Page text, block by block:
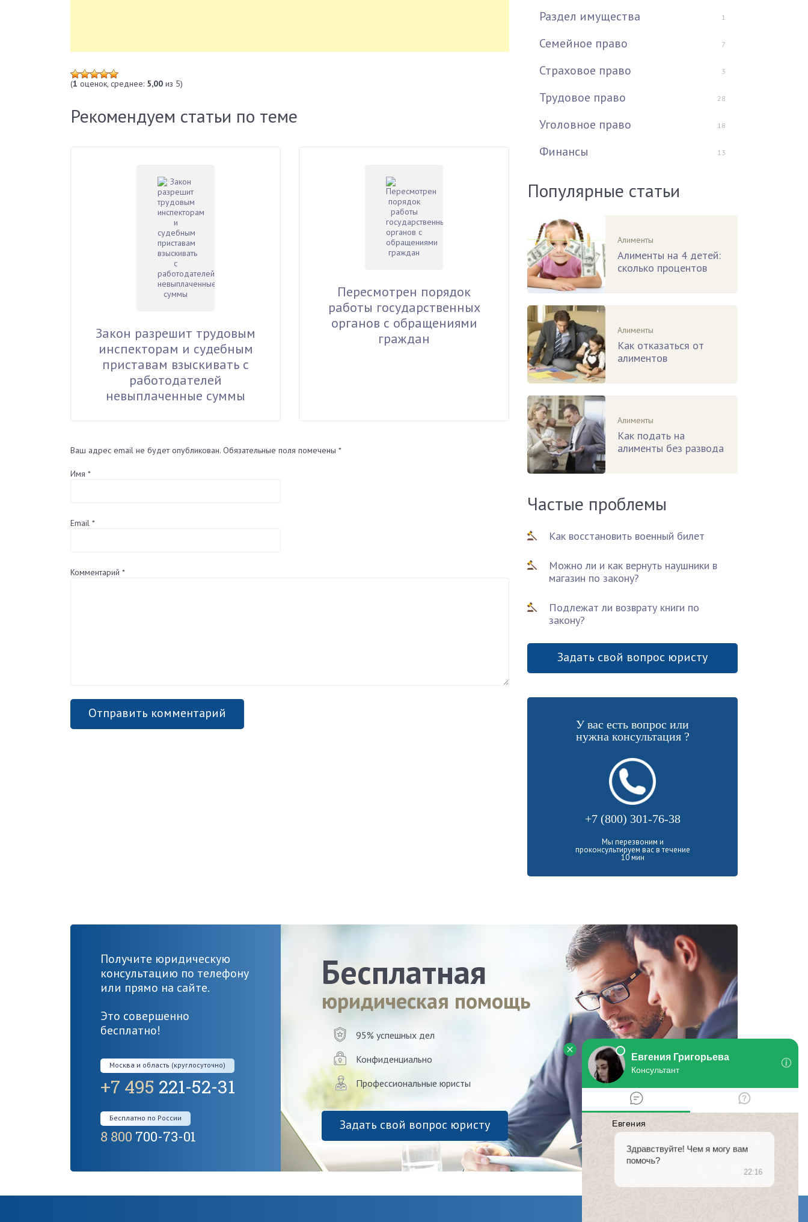
(1 оценок, среднее: 5,00 из 5)
Рекомендуем статьи по теме
Закон разрешит трудовым
инспекторам и судебным
приставам взыскивать с
работодателей
невыплаченные суммы
Пересмотрен порядок
работы государственных
органов с обращениями
граждан
Ваш адрес email не будет опубликован. Обязательные поля помечены *
Имя *
Email *
Комментарий *
Раздел имущества 1
Семейное право 7
Страховое право 3
Трудовое право 28
Уголовное право 18
Финансы 13
Популярные статьи
Алименты
Алименты на 4 детей:
сколько процентов
Алименты
Как отказаться от
алиментов
Алименты
Как подать на
алименты без развода
Частые проблемы
Как восстановить военный билет
Можно ли и как вернуть наушники в
магазин по закону?
Подлежат ли возврату книги по
закону?
Задать свой вопрос юристу
У вас есть вопрос или
нужна консультация ?
+7 (800) 301-76-38
Мы перезвоним и
проконсультируем вас в течение
10 мин
Получите юридическую
консультацию по телефону
или прямо на сайте.
Это совершенно
бесплатно!
Москва и область (круглосуточно)
+7 495 221-52-31
Бесплатно по России
8 800 700-73-01
Бесплатная
юридическая помощь
95% успешных дел
Конфиденциально
Профессиональные юристы
Задать свой вопрос юристу